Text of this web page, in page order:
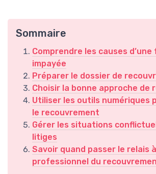
Sommaire
Comprendre les causes
impayée
Préparer le dossier de
Choisir la bonne approche de
Utiliser les outils numériques
le recouvrement
Gérer les situations
litiges
Savoir quand passer le relais
professionnel du